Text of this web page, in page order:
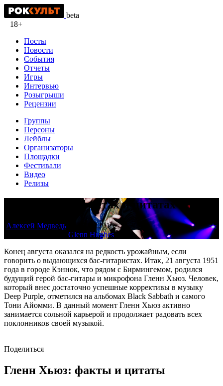
beta
18+
Посты
Новости
События
Отчеты
Игры
Интервью
Розыгрыши
Рецензии
Группы
Персоны
Лейблы
Организаторы
Площадки
Фестивали
Видео
Релизы
Гленн Хьюз в фактах и цитатах
Алексей Медведь 21.08.2016
Glenn Hughes
Конец августа оказался на редкость урожайным, если
говорить о выдающихся бас-гитаристах. Итак, 21 августа 1951
года в городе Кэннок, что рядом с Бирмингемом, родился
будущий герой бас-гитары и микрофона Гленн Хьюз. Человек,
который внес достаточно успешные коррективы в музыку
Deep Purple, отметился на альбомах Black Sabbath и самого
Тони Айомми. В данный момент Гленн Хьюз активно
занимается сольной карьерой и продолжает радовать всех
поклонников своей музыкой.
Поделиться
Гленн Хьюз: факты и цитаты